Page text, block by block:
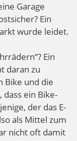
Garage
Ein
wurde leidet.
Ein
daran zu
Bike und die
ein Bike-
der das E-
als Mittel zum
nicht oft damit